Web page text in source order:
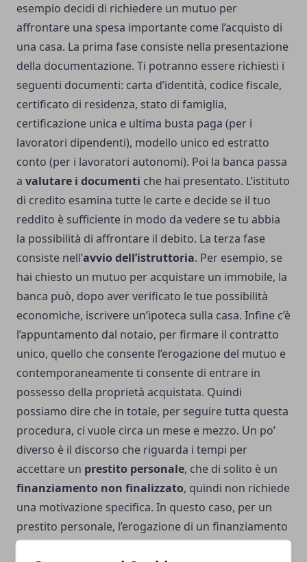
esempio decidi di richiedere un mutuo per
affrontare una spesa importante come l’acquisto di
una casa. La prima fase consiste nella presentazione
della documentazione. Ti potranno essere richiesti i
seguenti documenti: carta d’identità, codice fiscale,
certificato di residenza, stato di famiglia,
certificazione unica e ultima busta paga (per i
lavoratori dipendenti), modello unico ed estratto
conto (per i lavoratori autonomi). Poi la banca passa
a valutare i documenti che hai presentato. L’istituto
di credito esamina tutte le carte e decide se il tuo
reddito è sufficiente in modo da vedere se tu abbia
la possibilità di affrontare il debito. La terza fase
consiste nell’avvio dell’istruttoria. Per esempio, se
hai chiesto un mutuo per acquistare un immobile, la
banca può, dopo aver verificato le tue possibilità
economiche, iscrivere un’ipoteca sulla casa. Infine c’è
l’appuntamento dal notaio, per firmare il contratto
unico, quello che consente l’erogazione del mutuo e
contemporaneamente ti consente di entrare in
possesso della proprietà acquistata. Quindi
possiamo dire che in totale, per seguire tutta questa
procedura, ci vuole circa un mese e mezzo. Un po’
diverso è il discorso che riguarda i tempi per
accettare un prestito personale, che di solito è un
finanziamento non finalizzato, quindi non richiede
una motivazione specifica. In questo caso, per un
prestito personale, l’erogazione di un finanziamento
è piuttosto veloce. In media occorre aspettare circa